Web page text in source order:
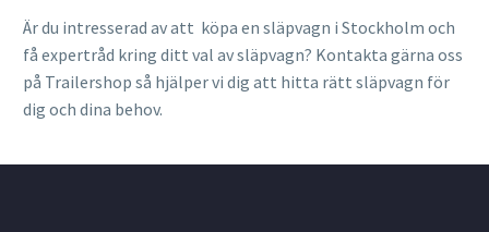
Är du intresserad av att köpa en släpvagn i Stockholm och
få expertråd kring ditt val av släpvagn? Kontakta gärna oss
på Trailershop så hjälper vi dig att hitta rätt släpvagn för
dig och dina behov.